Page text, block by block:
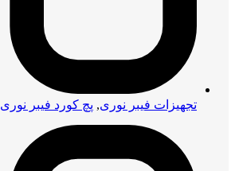
تجهیزات فیبر نوری, پچ کورد فیبر نوری